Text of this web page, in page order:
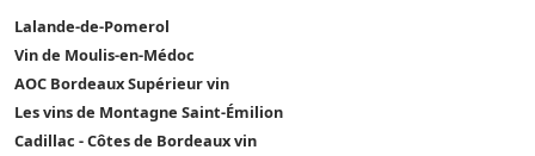
Lalande-de-Pomerol
Vin de Moulis-en-Médoc
AOC Bordeaux Supérieur vin
Les vins de Montagne Saint-Émilion
Cadillac - Côtes de Bordeaux vin